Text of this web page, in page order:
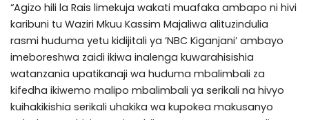
“Agizo hili la Rais limekuja wakati muafaka ambapo ni hivi
karibuni tu Waziri Mkuu Kassim Majaliwa alituzindulia
rasmi huduma yetu kidijitali ya ‘NBC Kiganjani’ ambayo
imeboreshwa zaidi ikiwa inalenga kuwarahisishia
watanzania upatikanaji wa huduma mbalimbali za
kifedha ikiwemo malipo mbalimbali ya serikali na hivyo
kuihakikishia serikali uhakika wa kupokea makusanyo